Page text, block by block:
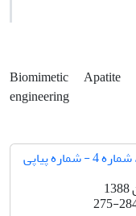
Biomimetic Apatite
engineering
دوره 3، شماره 4 - شماره پیاپی
275-